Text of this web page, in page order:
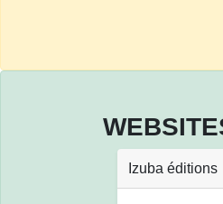
Izuba éditions